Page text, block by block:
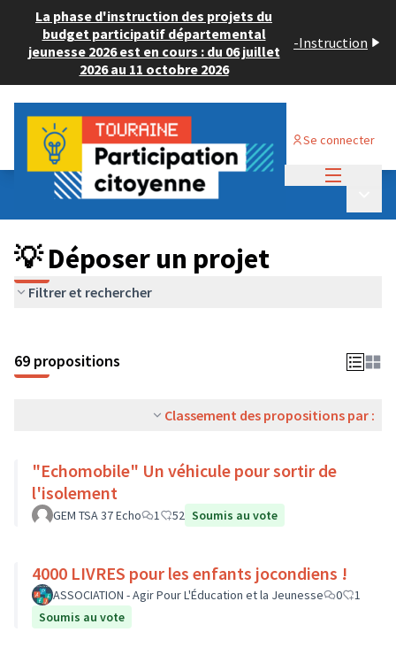
La phase d'instruction des projets du
budget participatif départemental
jeunesse 2026 est en cours : du 06 juillet
2026 au 11 octobre 2026
-Instruction
Se connecter
Budget Participatif ADULTE 2024
💡 Déposer un projet
💡 Déposer un projet
Filtrer et rechercher
69 propositions
Classement des propositions par :
"Echomobile" Un véhicule pour sortir de
l'isolement
GEM TSA 37 Echo 1 52 Soumis au vote
4000 LIVRES pour les enfants jocondiens !
ASSOCIATION - Agir Pour L'Éducation et la Jeunesse 0
1
Soumis au vote